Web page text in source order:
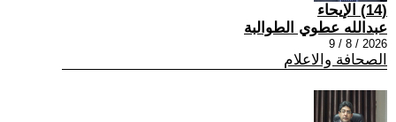
(14) الإيحاء
عبدالله عطوي الطوالبة
2026 / 8 / 9
الصحافة والاعلام